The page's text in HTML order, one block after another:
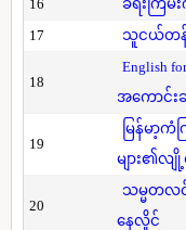
16
ခရီးကြ
17
သူငယ်တန်
18
English
အကောင်း
19
မြန်မာ့ကံ
များ၏လ
20
သမ္မတလင်
နေလှိုင်